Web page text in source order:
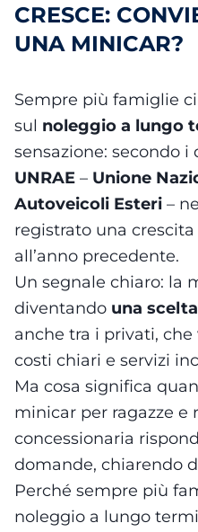
CRESCE:
UNA MINICAR?
Sempre più famiglie
sul noleggio a lungo
sensazione: secondo
UNRAE – Unione
Autoveicoli Esteri –
registrato una crescita
all’anno precedente.
Un segnale chiaro: la
diventando una
anche tra i privati,
costi chiari e servizi
Ma cosa significa
minicar per ragazze e
concessionaria
domande, chiarendo
Perché sempre più
noleggio a lungo